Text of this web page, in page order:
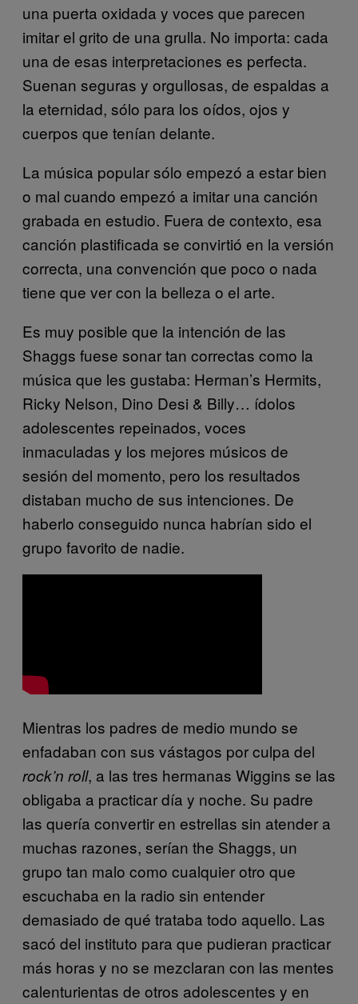
una puerta oxidada y voces que parecen
imitar el grito de una grulla. No importa: cada
una de esas interpretaciones es perfecta.
Suenan seguras y orgullosas, de espaldas a
la eternidad, sólo para los oídos, ojos y
cuerpos que tenían delante.
La música popular sólo empezó a estar bien
o mal cuando empezó a imitar una canción
grabada en estudio. Fuera de contexto, esa
canción plastificada se convirtió en la versión
correcta, una convención que poco o nada
tiene que ver con la belleza o el arte.
Es muy posible que la intención de las
Shaggs fuese sonar tan correctas como la
música que les gustaba: Herman’s Hermits,
Ricky Nelson, Dino Desi & Billy… ídolos
adolescentes repeinados, voces
inmaculadas y los mejores músicos de
sesión del momento, pero los resultados
distaban mucho de sus intenciones. De
haberlo conseguido nunca habrían sido el
grupo favorito de nadie.
Mientras los padres de medio mundo se
enfadaban con sus vástagos por culpa del
rock’n roll, a las tres hermanas Wiggins se las
obligaba a practicar día y noche. Su padre
las quería convertir en estrellas sin atender a
muchas razones, serían the Shaggs, un
grupo tan malo como cualquier otro que
escuchaba en la radio sin entender
demasiado de qué trataba todo aquello. Las
sacó del instituto para que pudieran practicar
más horas y no se mezclaran con las mentes
calenturientas de otros adolescentes y en